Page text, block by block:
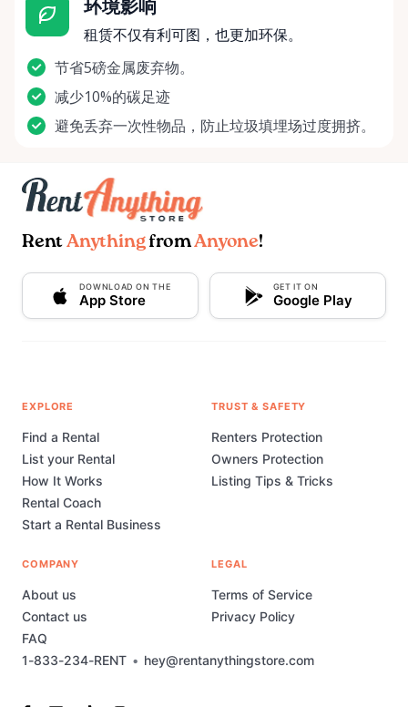
环境影响
租赁不仅有利可图，也更加环保。
节省5磅金属废弃物。
减少10%的碳足迹
避免丢弃一次性物品，防止垃圾填埋场过度拥挤。
Rent AnythingfromAnyone!
DOWNLOAD ON THE
App Store
GET IT ON
Google Play
1-833-234-RENT • hey@rentanythingstore.com
EXPLORE
Find a Rental
List your Rental
How It Works
Rental Coach
Start a Rental Business
TRUST & SAFETY
Renters Protection
Owners Protection
Listing Tips & Tricks
COMPANY
About us
Contact us
FAQ
LEGAL
Terms of Service
Privacy Policy